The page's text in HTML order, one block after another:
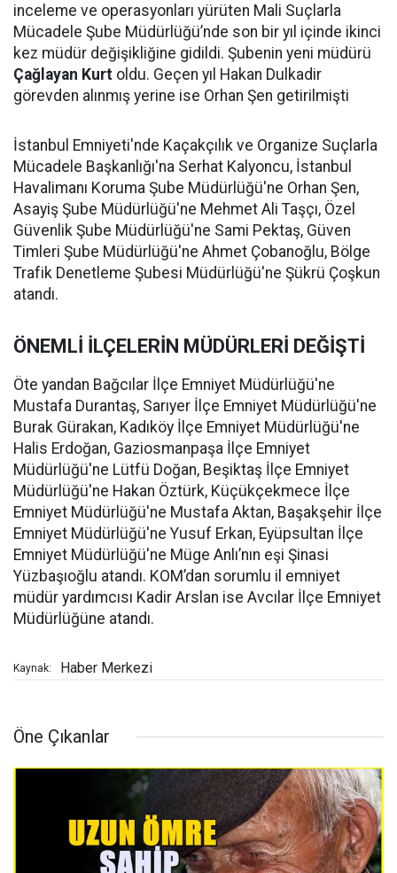
inceleme ve operasyonları yürüten Mali Suçlarla
Mücadele Şube Müdürlüğü’nde son bir yıl içinde ikinci
kez müdür değişikliğine gidildi. Şubenin yeni müdürü
Çağlayan Kurt oldu. Geçen yıl Hakan Dulkadir
görevden alınmış yerine ise Orhan Şen getirilmişti
İstanbul Emniyeti'nde Kaçakçılık ve Organize Suçlarla
Mücadele Başkanlığı'na Serhat Kalyoncu, İstanbul
Havalimanı Koruma Şube Müdürlüğü'ne Orhan Şen,
Asayiş Şube Müdürlüğü'ne Mehmet Ali Taşçı, Özel
Güvenlik Şube Müdürlüğü'ne Sami Pektaş, Güven
Timleri Şube Müdürlüğü'ne Ahmet Çobanoğlu, Bölge
Trafik Denetleme Şubesi Müdürlüğü'ne Şükrü Çoşkun
atandı.
ÖNEMLİ İLÇELERİN MÜDÜRLERİ DEĞİŞTİ
Öte yandan Bağcılar İlçe Emniyet Müdürlüğü'ne
Mustafa Durantaş, Sarıyer İlçe Emniyet Müdürlüğü'ne
Burak Gürakan, Kadıköy İlçe Emniyet Müdürlüğü'ne
Halis Erdoğan, Gaziosmanpaşa İlçe Emniyet
Müdürlüğü'ne Lütfü Doğan, Beşiktaş İlçe Emniyet
Müdürlüğü'ne Hakan Öztürk, Küçükçekmece İlçe
Emniyet Müdürlüğü'ne Mustafa Aktan, Başakşehir İlçe
Emniyet Müdürlüğü'ne Yusuf Erkan, Eyüpsultan İlçe
Emniyet Müdürlüğü'ne Müge Anlı’nın eşi Şinasi
Yüzbaşıoğlu atandı. KOM’dan sorumlu il emniyet
müdür yardımcısı Kadir Arslan ise Avcılar İlçe Emniyet
Müdürlüğüne atandı.
Kaynak: Haber Merkezi
Öne Çıkanlar